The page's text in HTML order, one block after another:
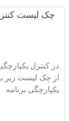
چک لیست
در کنترل
از چک لیست زیر
یکپارچگی برنامه